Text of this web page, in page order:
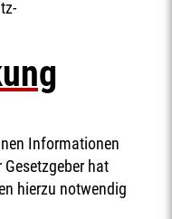
Informationen
hat
hierzu notwendig